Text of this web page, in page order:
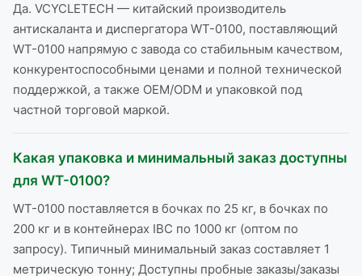
Да. VCYCLETECH — китайский производитель
антискаланта и диспергатора WT-0100, поставляющий
WT-0100 напрямую с завода со стабильным качеством,
конкурентоспособными ценами и полной технической
поддержкой, а также OEM/ODM и упаковкой под
частной торговой маркой.
Какая упаковка и минимальный заказ доступны
для WT-0100?
WT-0100 поставляется в бочках по 25 кг, в бочках по
200 кг и в контейнерах IBC по 1000 кг (оптом по
запросу). Типичный минимальный заказ составляет 1
метрическую тонну; Доступны пробные заказы/заказы